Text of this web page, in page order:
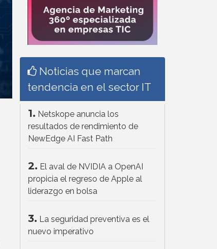
Noticias que marcan
tendencia en el sector IT
1. Netskope anuncia los
resultados de rendimiento de
NewEdge AI Fast Path
2. El aval de NVIDIA a OpenAI
propicia el regreso de Apple al
liderazgo en bolsa
3. La seguridad preventiva es el
nuevo imperativo